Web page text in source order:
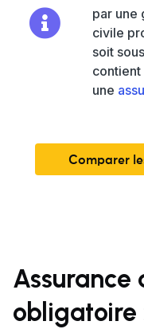
par une
civile
soit
une
Comparer
Assurance
obligatoire